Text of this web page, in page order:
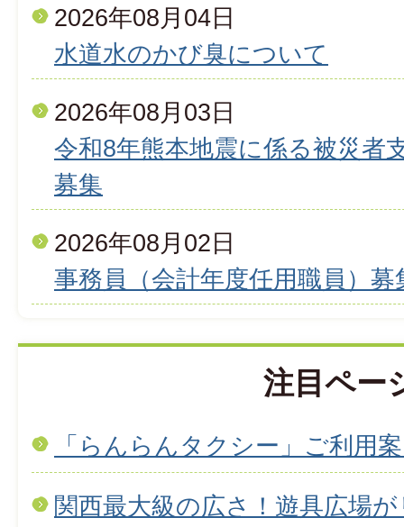
2026年08月04日
水道水のかび臭について
2026年08月03日
令和8年熊本地震に係る被災者
募集
2026年08月02日
事務員（会計年度任用職員）募
注目ペー
「らんらんタクシー」ご利用
関西最大級の広さ！遊具広場